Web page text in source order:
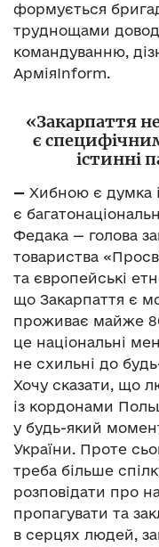
формується
труднощами
командуванню,
АрміяІnform.
«Закарпаття
є
істинні
— Хибною є думка
є
Федака — голова
товариства
та європейські
що Закарпаття є
проживає майже
це національні
не схильні до
Хочу сказати, що
із кордонами
у будь-який
України. Проте
треба більше
розповідати про
пропагувати та
в серцях людей,